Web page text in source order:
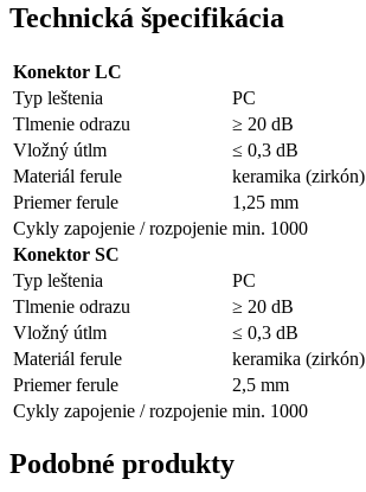
Technická špecifikácia
Konektor LC
Typ leštenia
PC
Tlmenie odrazu
≥ 20 dB
Vložný útlm
≤ 0,3 dB
Materiál ferule
keramika (zirkón)
Priemer ferule
1,25 mm
Cykly zapojenie / rozpojenie min. 1000
Konektor SC
Typ leštenia
PC
Tlmenie odrazu
≥ 20 dB
Vložný útlm
≤ 0,3 dB
Materiál ferule
keramika (zirkón)
Priemer ferule
2,5 mm
Cykly zapojenie / rozpojenie min. 1000
Podobné produkty